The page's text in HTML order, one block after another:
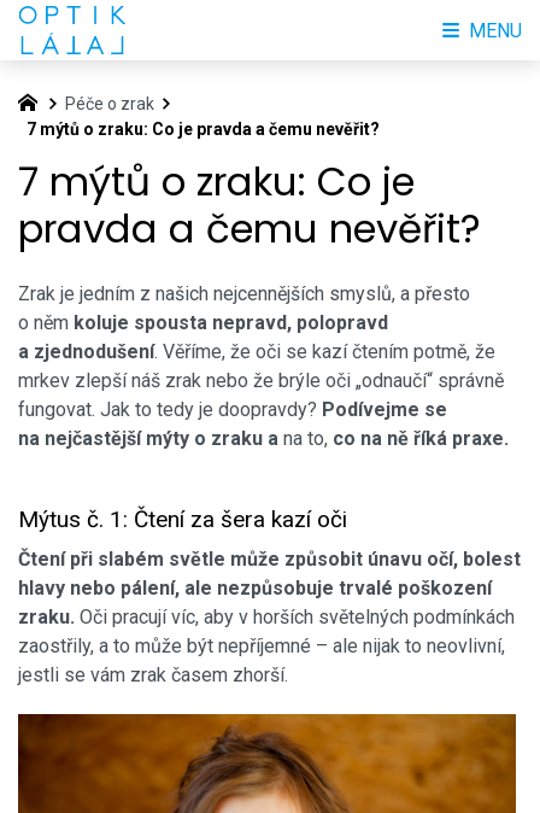
Péče o zrak
7 mýtů o zraku: Co je pravda a čemu nevěřit?
7 mýtů o zraku: Co je
pravda a čemu nevěřit?
Zrak je jedním z našich nejcennějších smyslů, a přesto
o něm koluje spousta nepravd, polopravd
a zjednodušení. Věříme, že oči se kazí čtením potmě, že
mrkev zlepší náš zrak nebo že brýle oči „odnaučí“ správně
fungovat. Jak to tedy je doopravdy? Podívejme se
na nejčastější mýty o zraku a na to, co na ně říká praxe.
Mýtus č. 1: Čtení za šera kazí oči
Čtení při slabém světle může způsobit únavu očí, bolest
hlavy nebo pálení, ale nezpůsobuje trvalé poškození
zraku. Oči pracují víc, aby v horších světelných podmínkách
zaostřily, a to může být nepříjemné – ale nijak to neovlivní,
jestli se vám zrak časem zhorší.
MENU